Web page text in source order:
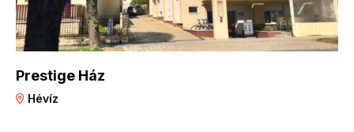
Prestige Ház
Hévíz